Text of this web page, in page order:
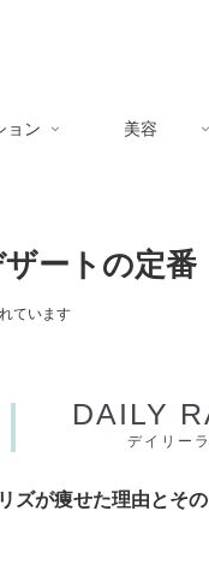
ョン 美容
ートの定
ています
DAILY
デイリー
ズが痩せた理由とそ